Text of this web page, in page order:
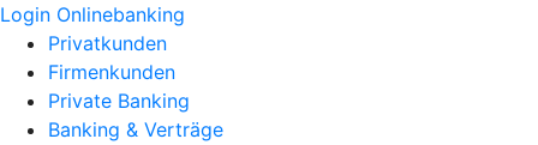
Login Onlinebanking
Privatkunden
Firmenkunden
Private Banking
Banking & Verträge